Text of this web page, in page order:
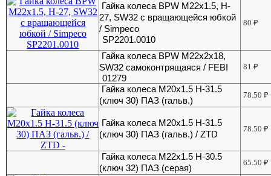
Гайка колеса BPW М22х1.5, H-
27, SW32 с вращающейся юбкой
/ Simpeco
SP2201.0010
80₽
Гайка колеса BPW М22х2х18,
SW32 самоконтрящаяся / FEBI
01279
81₽
Гайка колеса M20x1.5 H-31.5
(ключ 30) ПАЗ (гальв.)
78.50₽
Гайка колеса M20x1.5 H-31.5
(ключ 30) ПАЗ (гальв.) / ZTD
78.50₽
Гайка колеса M22x1.5 H-30.5
(ключ 32) ПАЗ (серая)
65.50₽